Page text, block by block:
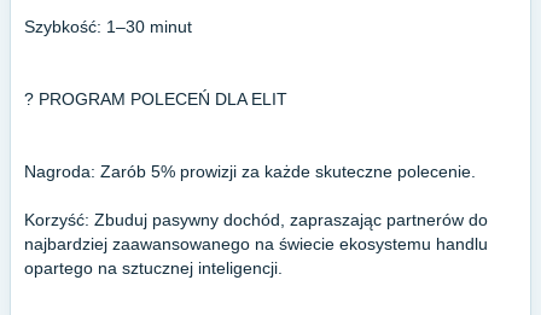
Szybkość: 1–30 minut
? PROGRAM POLECEŃ DLA ELIT
Nagroda: Zarób 5% prowizji za każde skuteczne polecenie.
Korzyść: Zbuduj pasywny dochód, zapraszając partnerów do
najbardziej zaawansowanego na świecie ekosystemu handlu
opartego na sztucznej inteligencji.